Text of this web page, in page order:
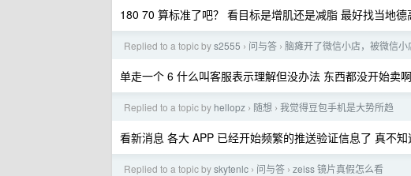
180 70 算标准了吧？ 看目标是增肌还是减脂 最好找当地
Replied to a topic bys2555 › 问与答 › 脑瘫开了微信小店，被微信小
单走一个 6 什么叫客服表示理解但没办法 东西都没开始卖
Replied to a topic by hellopz › 随想 › 我觉得豆包手机是大势所趋
看新消息 各大 APP 已经开始频繁的推送验证信息了 真不
Replied to a topic byskytenlc › 问与答 › zeiss 镜片真假怎么看